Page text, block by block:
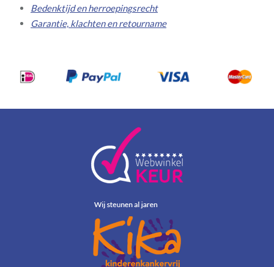
Bedenktijd en herroepingsrecht
Garantie, klachten en retourname